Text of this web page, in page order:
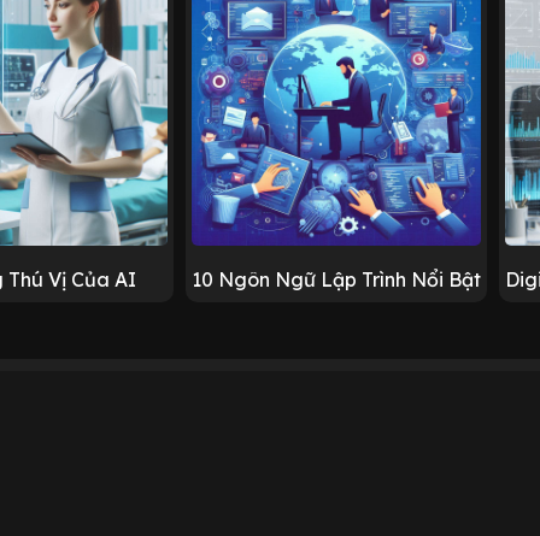
Thú Vị Của AI 10 Ngôn Ngữ Lập Trình Nổi Bật